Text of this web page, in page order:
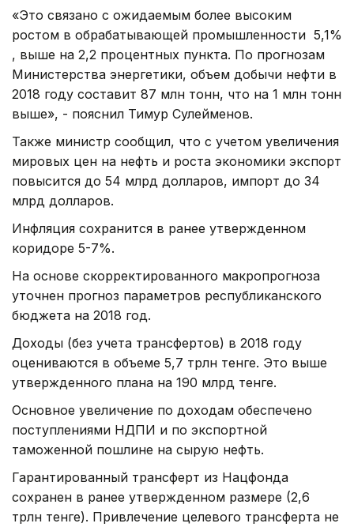
«Это связано с ожидаемым более высоким
ростом в обрабатывающей промышленности 5,1%
, выше на 2,2 процентных пункта. По прогнозам
Министерства энергетики, объем добычи нефти в
2018 году составит 87 млн тонн, что на 1 млн тонн
выше», - пояснил Тимур Сулейменов.
Также министр сообщил, что с учетом увеличения
мировых цен на нефть и роста экономики экспорт
повысится до 54 млрд долларов, импорт до 34
млрд долларов.
Инфляция сохранится в ранее утвержденном
коридоре 5-7%.
На основе скорректированного макропрогноза
уточнен прогноз параметров республиканского
бюджета на 2018 год.
Доходы (без учета трансфертов) в 2018 году
оцениваются в объеме 5,7 трлн тенге. Это выше
утвержденного плана на 190 млрд тенге.
Основное увеличение по доходам обеспечено
поступлениями НДПИ и по экспортной
таможенной пошлине на сырую нефть.
Гарантированный трансферт из Нацфонда
сохранен в ранее утвержденном размере (2,6
трлн тенге). Привлечение целевого трансферта не